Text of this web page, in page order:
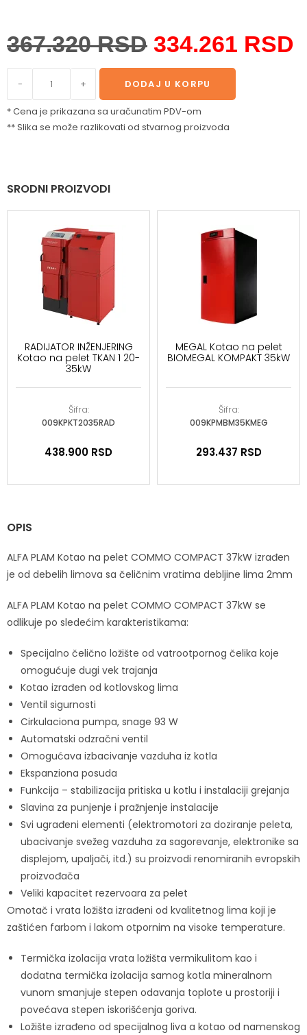
367.320RSD 334.261 RSD
- + DODAJ U KORPU
* Cena je prikazana sa uračunatim PDV-om
** Slika se može razlikovati od stvarnog proizvoda
SRODNI PROIZVODI
RADIJATOR INŽENJERING
Kotao na pelet TKAN 1 20-
35kW
Šifra:
009KPKT2035RAD
438.900 RSD
MEGAL Kotao na pelet
BIOMEGAL KOMPAKT 35kW
Šifra:
009KPMBM35KMEG
293.437 RSD
OPIS
ALFA PLAM Kotao na pelet COMMO COMPACT 37kW izrađen
je od debelih limova sa čeličnim vratima debljine lima 2mm
ALFA PLAM Kotao na pelet COMMO COMPACT 37kW se
odlikuje po sledećim karakteristikama:
Specijalno čelično ložište od vatrootpornog čelika koje
omogućuje dugi vek trajanja
Kotao izrađen od kotlovskog lima
Ventil sigurnosti
Cirkulaciona pumpa, snage 93 W
Automatski odzračni ventil
Omogućava izbacivanje vazduha iz kotla
Ekspanziona posuda
Funkcija – stabilizacija pritiska u kotlu i instalaciji grejanja
Slavina za punjenje i pražnjenje instalacije
Svi ugrađeni elementi (elektromotori za doziranje peleta,
ubacivanje svežeg vazduha za sagorevanje, elektronike sa
displejom, upaljači, itd.) su proizvodi renomiranih evropskih
proizvođača
Veliki kapacitet rezervoara za pelet
Omotač i vrata ložišta izrađeni od kvalitetnog lima koji je
zaštićen farbom i lakom otpornim na visoke temperature.
Termička izolacija vrata ložišta vermikulitom kao i
dodatna termička izolacija samog kotla mineralnom
vunom smanjuje stepen odavanja toplote u prostoriji i
povećava stepen iskorišćenja goriva.
Ložište izrađeno od specijalnog liva a kotao od namenskog